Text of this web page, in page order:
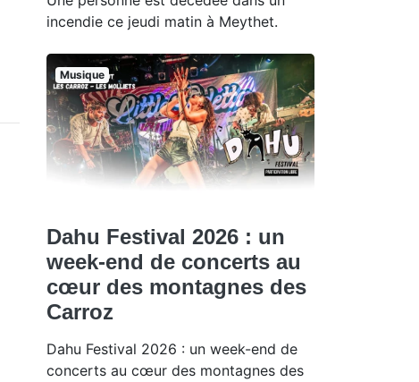
incendie ce jeudi matin à Meythet.
Musique
Dahu Festival 2026 : un
week-end de concerts au
cœur des montagnes des
Carroz
Dahu Festival 2026 : un week-end de
concerts au cœur des montagnes des